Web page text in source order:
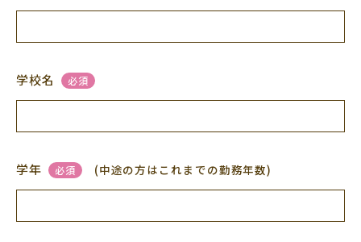
学校名 必須
学年 必須 (中途の方はこれまでの勤務年数)